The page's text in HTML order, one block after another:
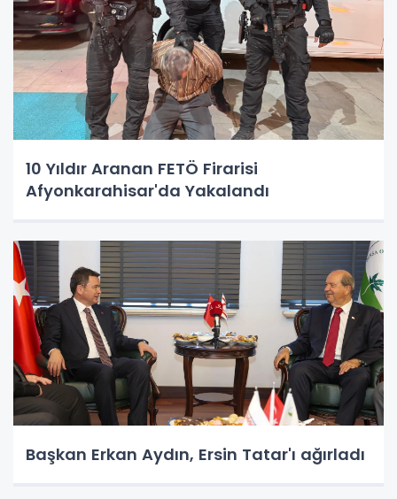
10 Yıldır Aranan FETÖ Firarisi
Afyonkarahisar'da Yakalandı
Başkan Erkan Aydın, Ersin Tatar'ı ağırladı